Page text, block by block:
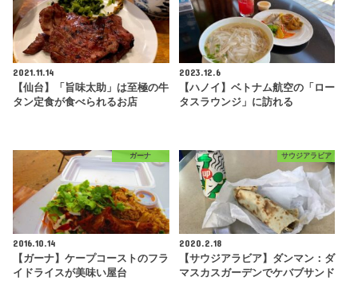
2021.11.14
【仙台】「旨味太助」は至極の牛
タン定食が食べられるお店
2023.12.6
【ハノイ】ベトナム航空の「ロー
タスラウンジ」に訪れる
ガーナ
2016.10.14
【ガーナ】ケープコーストのフラ
イドライスが美味い屋台
サウジアラビア
2020.2.18
【サウジアラビア】ダンマン：ダ
マスカスガーデンでケバブサンド